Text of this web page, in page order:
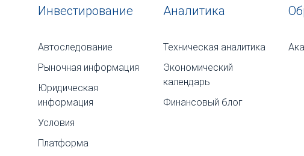
Инвестирование
Автоследование
Рыночная информация
Юридическая
информация
Условия
Платформа
Аналитика
Техническая аналитика
Экономический
календарь
Финансовый блог